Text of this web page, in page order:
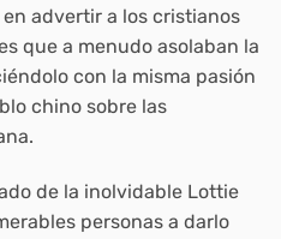
advertir a los cristianos
que a menudo asolaban la
con la misma pasión
chino sobre las
de la inolvidable Lottie
personas a darlo